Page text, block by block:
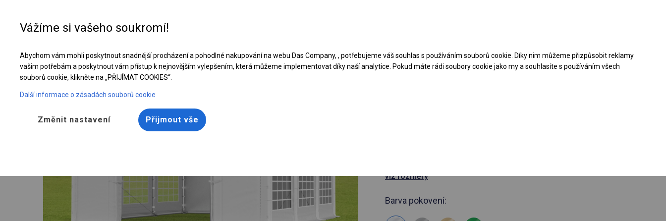
Vyztužený banketový stan | 4x6 m Stáhněte si nabídku PDF
viz rozměry
Barva pokovení:
Vážíme si vašeho soukromí!
Abychom vám mohli poskytnout snadnější procházení a pohodlné nakupování na webu Das Company, , potřebujeme váš souhlas s používáním souborů cookie. Díky nim můžeme přizpůsobit reklamy
vašim potřebám a poskytnout vám přístup k nejnovějším vylepšením, která můžeme implementovat díky naší analytice. Pokud máte rádi soubory cookie jako my a souhlasíte s používáním všech
souborů cookie, klikněte na „PŘIJÍMAT COOKIES“.
Další informace o zásadách souborů cookie
Změnit nastavení Přijmout vše